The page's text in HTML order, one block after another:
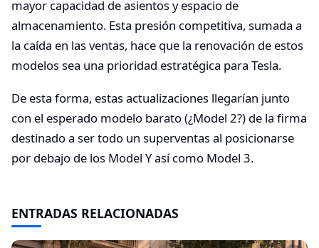
mayor capacidad de asientos y espacio de
almacenamiento. Esta presión competitiva, sumada a
la caída en las ventas, hace que la renovación de estos
modelos sea una prioridad estratégica para Tesla.
De esta forma, estas actualizaciones llegarían junto
con el esperado modelo barato (¿Model 2?) de la firma
destinado a ser todo un superventas al posicionarse
por debajo de los Model Y así como Model 3.
ENTRADAS RELACIONADAS